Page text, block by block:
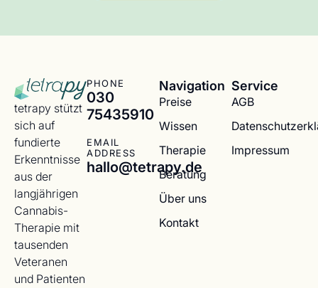
tetrapy stützt
sich auf
fundierte
Erkenntnisse
aus der
langjährigen
Cannabis-
Therapie mit
tausenden
Veteranen
und Patienten
PHONE
030
75435910
EMAIL
ADDRESS
hallo@tetrapy.de
Navigation
Preise
Wissen
Therapie
Beratung
Über uns
Kontakt
Service
AGB
Impressum